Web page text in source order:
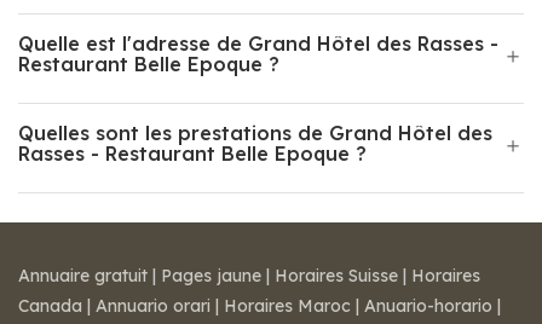
Quelle est l'adresse de Grand Hôtel des Rasses -
Restaurant Belle Epoque ?
Quelles sont les prestations de Grand Hôtel des
Rasses - Restaurant Belle Epoque ?
Annuaire gratuit | Pages jaune | Horaires Suisse | Horaires
Canada | Annuario orari | Horaires Maroc | Anuario-horario |